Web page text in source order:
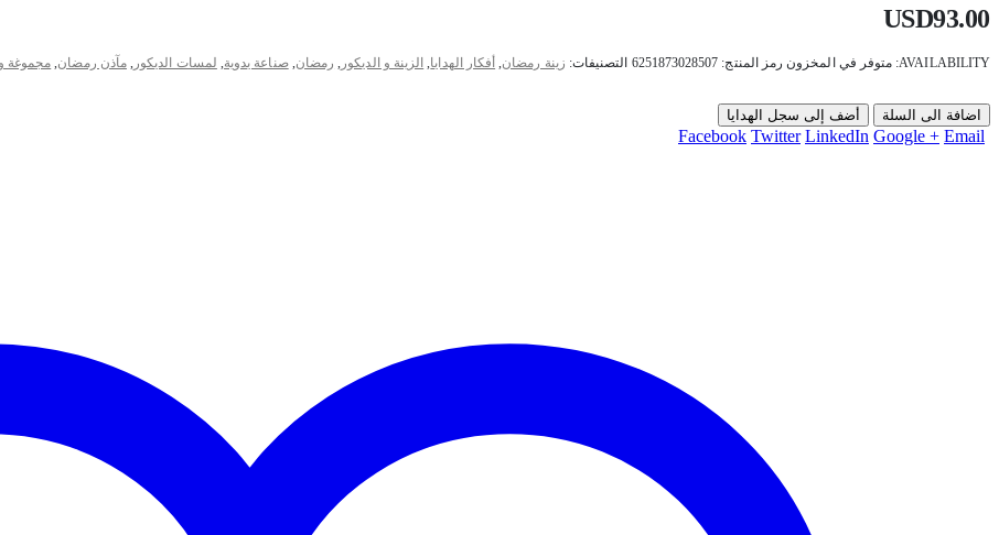
USD93.00
AVAILABILITY: متوفر في المخزون رمز المنتج: 6251873028507 التصنيفات: زينة رمضان, أفكار الهدايا, الزينة و الديكور , رمضان,صناعة يدوية, لمسات الديكور ,مآذن رمضان, مجموغة
اضافة الى السلة أضف إلى سجل الهدايا
Facebook Twitter LinkedIn Google + Email